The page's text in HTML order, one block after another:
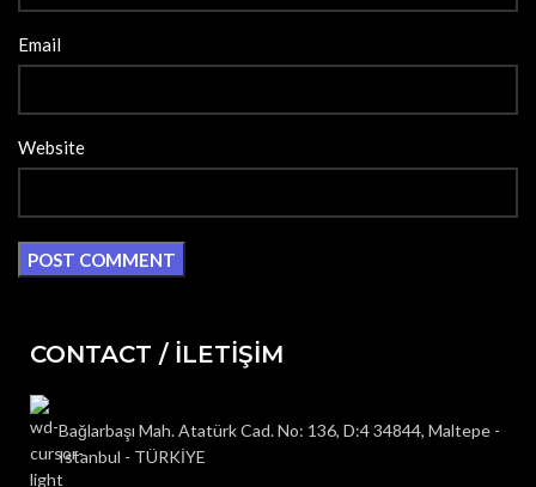
Email
Website
CONTACT / İLETİŞİM
Bağlarbaşı Mah. Atatürk Cad. No: 136, D:4 34844, Maltepe -
Istanbul - TÜRKİYE